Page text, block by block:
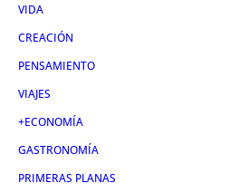
VIDA
CREACIÓN
PENSAMIENTO
VIAJES
+ECONOMÍA
GASTRONOMÍA
PRIMERAS PLANAS